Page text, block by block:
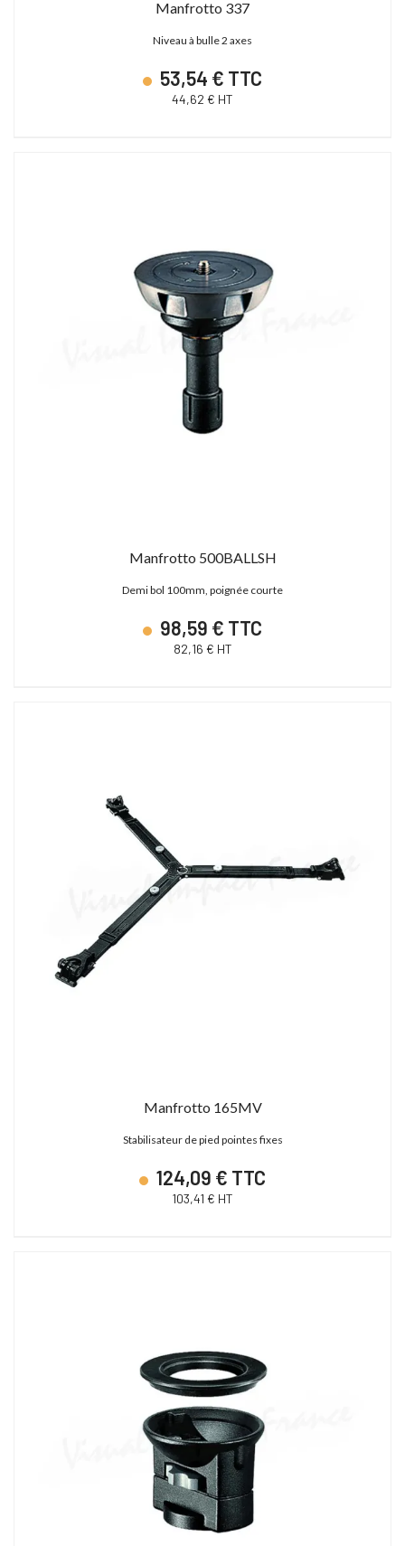
Manfrotto 337
Niveau à bulle 2 axes
53,54 € TTC
44,62 € HT
Manfrotto 500BALLSH
Demi bol 100mm, poignée courte
98,59 € TTC
82,16 € HT
Manfrotto 165MV
Stabilisateur de pied pointes fixes
124,09 € TTC
103,41 € HT